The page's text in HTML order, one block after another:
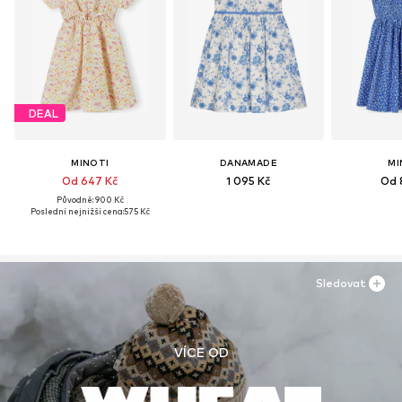
DEAL
MINOTI
Od 647 Kč
Původně: 900 Kč
Poslední nejnižší cena:575 Kč
DANAMADE
1 095 Kč Od
VÍCE OD
Sledovat